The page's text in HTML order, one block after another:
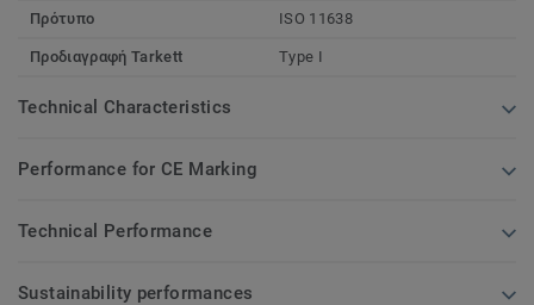
Πρότυπο
ISO 11638
Προδιαγραφή Tarkett Type I
Technical Characteristics
Performance for CE Marking
Technical Performance
Sustainability performances